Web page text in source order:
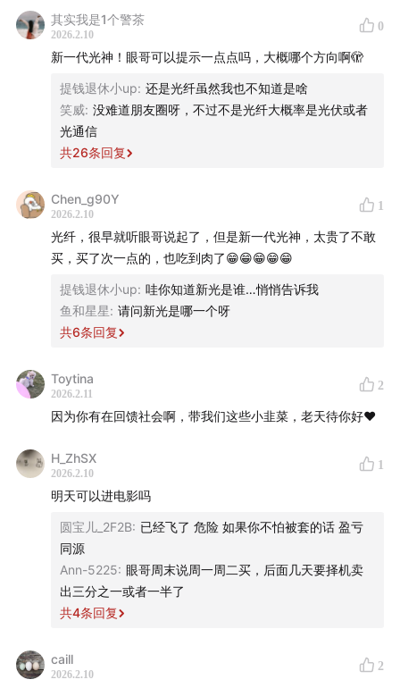
其实我是1个警茶
2026.2.10
0
新一代光神！眼哥可以提示一点点吗，大概哪个方向啊🫣
提钱退休小up: 还是光纤虽然我也不知道是啥
笑威: 没难道朋友圈呀，不过不是光纤大概率是光伏或者
光通信
共26条回复
Chen_g90Y
2026.2.10
1
光纤，很早就听眼哥说起了，但是新一代光神，太贵了不敢
买，买了次一点的，也吃到肉了😁😁😁😁😁
提钱退休小up: 哇你知道新光是谁…悄悄告诉我
鱼和星星: 请问新光是哪一个呀
共6条回复
Toytina
2026.2.11
2
因为你有在回馈社会啊，带我们这些小韭菜，老天待你好❤️
H_ZhSX
2026.2.10
1
明天可以进电影吗
圆宝儿_2F2B: 已经飞了 危险 如果你不怕被套的话 盈亏
同源
Ann-5225: 眼哥周末说周一周二买，后面几天要择机卖
出三分之一或者一半了
共4条回复
caill
2026.2.10
2